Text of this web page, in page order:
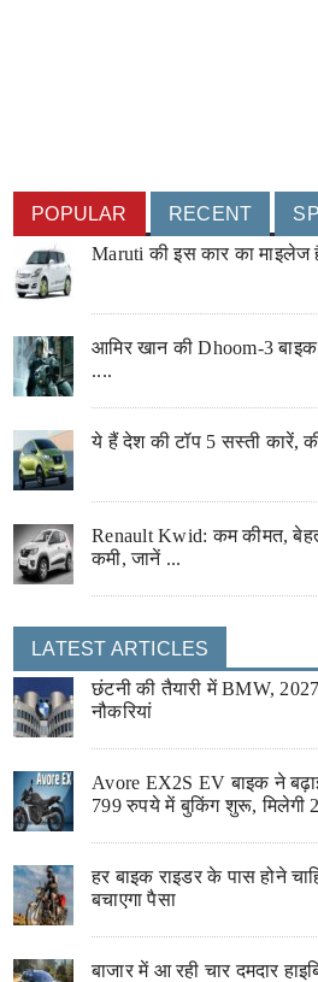
POPULAR RECENT
Maruti की इस कार का माइलेज
आमिर खान की Dhoom-3
....
ये हैं देश की टॉप 5 सस्ती कारें,
Renault Kwid: कम कीमत,
कमी, जानें ...
LATEST ARTICLES
छंटनी की तैयारी में BMW,
नौकरियां
Avore EX2S EV बाइक ने
799 रुपये में बुकिंग शुरू, मिलेगी
हर बाइक राइडर के पास होने
बचाएगा पैसा
बाजार में आ रही चार दमदार